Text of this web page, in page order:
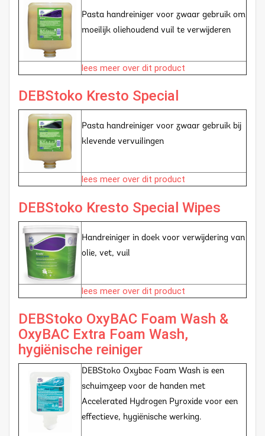
Pasta handreiniger voor zwaar gebruik om
moeilijk oliehoudend vuil te verwijderen
lees meer over dit product
DEBStoko Kresto Special
Pasta handreiniger voor zwaar gebruik bij
klevende vervuilingen
lees meer over dit product
DEBStoko Kresto Special Wipes
Handreiniger in doek voor verwijdering van
olie, vet, vuil
lees meer over dit product
DEBStoko OxyBAC Foam Wash &
OxyBAC Extra Foam Wash,
hygiënische reiniger
DEBStoko Oxybac Foam Wash is een
schuimzeep voor de handen met
Accelerated Hydrogen Pyroxide voor een
effectieve, hygiënische werking.